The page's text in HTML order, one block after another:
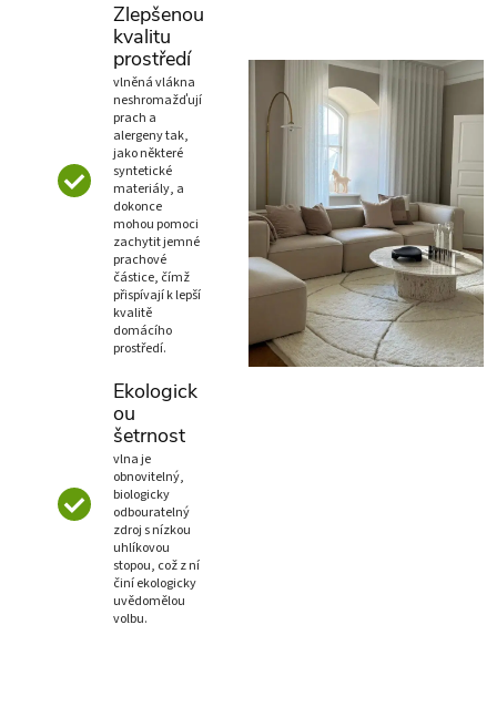
Zlepšenou
kvalitu
prostředí
vlněná vlákna
neshromažďují
prach a
alergeny tak,
jako některé
syntetické
materiály, a
dokonce
mohou pomoci
zachytit jemné
prachové
částice, čímž
přispívají k lepší
kvalitě
domácího
prostředí.
Ekologick
ou
šetrnost
vlna je
obnovitelný,
biologicky
odbouratelný
zdroj s nízkou
uhlíkovou
stopou, což z ní
činí ekologicky
uvědomělou
volbu.